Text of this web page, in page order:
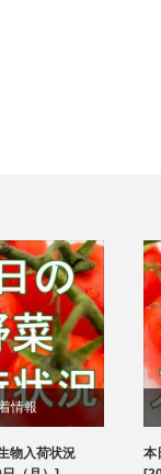
情報
ログ
物入荷状況
本